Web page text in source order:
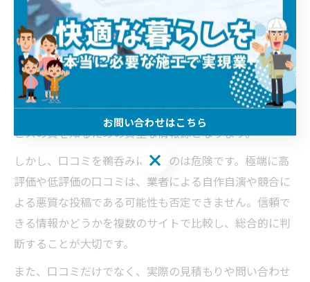
庭の安心につながります。
トイレ水漏れ対応業者の口コミ活用術と注意点
トイレ水漏れ対応業者を選ぶ際、インターネット上の口
コミや評判を活用するのは有効な手段です。実際の利用
者の声は、業者の対応力や料金の適正さ、アフターサー
ビスの質を知るための貴重な情報源となります。
しかし、口コミを鵜呑みにするのは危険です。極端に高
評価や低評価の口コミは、業者による自作自演や競合に
よる悪質な投稿である可能性も否定できません。信頼で
きる情報かどうかを複数のサイトで比較し、総合的に判
断することが大切です。
また、口コミだけでなく、実際の見積もりや問い合わせ
お問い合わせはこちら
お問い合わせはこちら